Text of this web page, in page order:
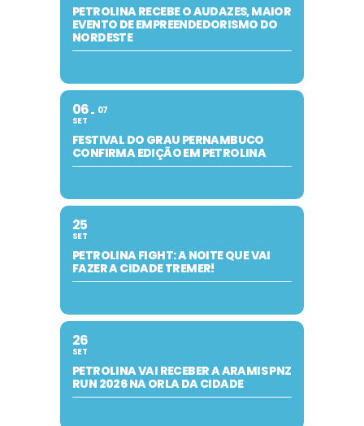
PETROLINA RECEBE O AUDAZES, MAIOR
EVENTO DE EMPREENDEDORISMO DO
NORDESTE
06
SET
07
FESTIVAL DO GRAU PERNAMBUCO
CONFIRMA EDIÇÃO EM PETROLINA
25
SET
PETROLINA FIGHT: A NOITE QUE VAI
FAZER A CIDADE TREMER!
26
SET
PETROLINA VAI RECEBER A ARAMIS PNZ
RUN 2026 NA ORLA DA CIDADE